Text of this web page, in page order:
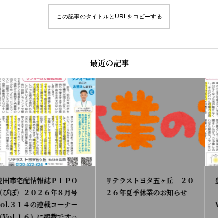
この記事のタイトルとURLをコピーする
最近の記事
リテラストヨタ五ヶ丘 ２０
２６年夏季休業のお知らせ
豊田市宅配情報誌ＰＩＰＯ
（ぴぽ）２０２６年７月号